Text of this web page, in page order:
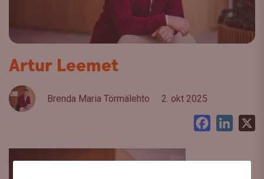
Artur Leemet
Brenda Maria Törmälehto 2. okt 2025
Facebook